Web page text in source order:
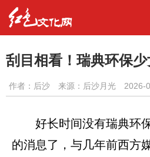
刮目相看！瑞典环保
作者： 后沙 来源：后沙月光 2026-
好长时间没有瑞典环
的消息了，与几年前西方